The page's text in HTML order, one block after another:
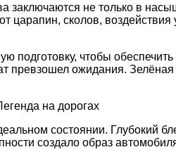
не только в
сколов,
подготовку, чтобы
превзошел ожидания.
на дорогах
состоянии. Глубокий
создало образ